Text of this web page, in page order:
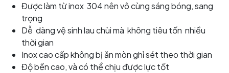
Được làm từ inox 304 nên vô cùng sáng bóng, sang
trọng
Dễ dàng vệ sinh lau chùi mà không tiêu tốn nhiều
thời gian
Inox cao cấp không bị ăn mòn ghỉ sét theo thời gian
Độ bền cao, và có thể chịu được lực tốt